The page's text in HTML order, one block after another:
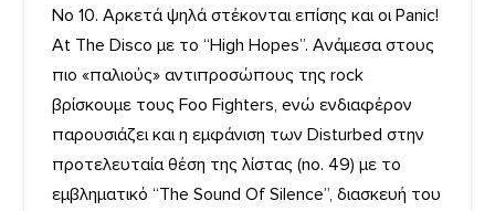
Νο 10. Αρκετά ψηλά στέκονται επίσης και οι Panic!
At The Disco με το “High Hopes”. Ανάμεσα στους
πιο «παλιούς» αντιπροσώπους της rock
βρίσκουμε τους Foo Fighters, eνώ ενδιαφέρον
παρουσιάζει και η εμφάνιση των Disturbed στην
προτελευταία θέση της λίστας (no. 49) με το
εμβληματικό “The Sound Of Silence”, διασκευή του